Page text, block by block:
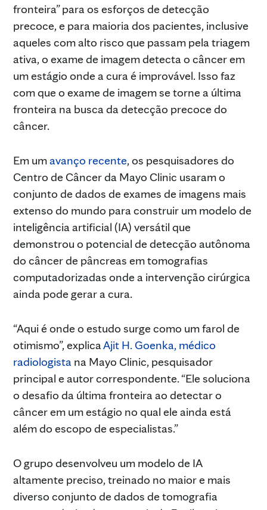
fronteira” para os esforços de detecção
precoce, e para maioria dos pacientes, inclusive
aqueles com alto risco que passam pela triagem
ativa, o exame de imagem detecta o câncer em
um estágio onde a cura é improvável. Isso faz
com que o exame de imagem se torne a última
fronteira na busca da detecção precoce do
câncer.
Em umavanço recente, os pesquisadores do
Centro de Câncer da Mayo Clinic usaram o
conjunto de dados de exames de imagens mais
extenso do mundo para construir um modelo de
inteligência artificial (IA) versátil que
demonstrou o potencial de detecção autônoma
do câncer de pâncreas em tomografias
computadorizadas onde a intervenção cirúrgica
ainda pode gerar a cura.
“Aqui é onde o estudo surge como um farol de
otimismo”, explicaAjit H. Goenka, médico
radiologista na Mayo Clinic, pesquisador
principal e autor correspondente. “Ele soluciona
o desafio da última fronteira ao detectar o
câncer em um estágio no qual ele ainda está
além do escopo de especialistas.”
O grupo desenvolveu um modelo de IA
altamente preciso, treinado no maior e mais
diverso conjunto de dados de tomografia